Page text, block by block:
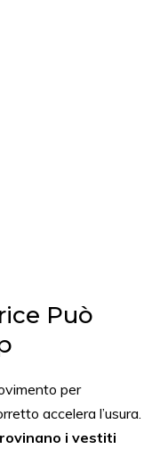
Può
per
accelera l’usura.
i vestiti